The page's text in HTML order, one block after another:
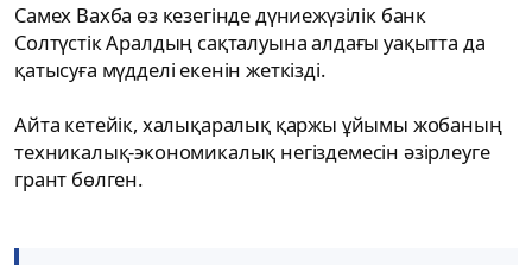
Самех Вахба өз кезегінде дүниежүзілік банк
Солтүстік Аралдың сақталуына алдағы уақытта да
қатысуға мүдделі екенін жеткізді.
Айта кетейік, халықаралық қаржы ұйымы жобаның
техникалық-экономикалық негіздемесін әзірлеуге
грант бөлген.